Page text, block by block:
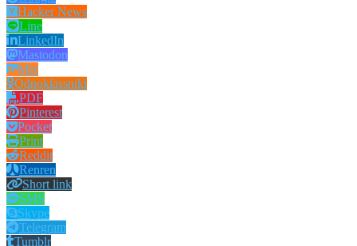
Hacker News
Line
LinkedIn
Mastodon
Mix
Odnoklassniki
PDF
Pinterest
Pocket
Print
Reddit
Renren
Short link
SMS
Skype
Telegram
Tumblr